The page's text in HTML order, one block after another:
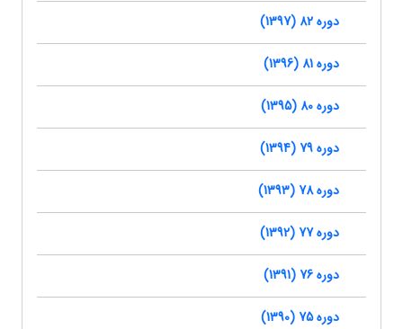
دوره 82 (1397)
دوره 81 (1396)
دوره 80 (1395)
دوره 79 (1394)
دوره 78 (1393)
دوره 77 (1392)
دوره 76 (1391)
دوره 75 (1390)